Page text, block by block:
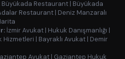
Büyükada Restaurant | Büyükada
Restaurant | Deniz Manzaralı
İzmir Avukat | Hukuk Danışmanlığı |
Hizmetleri | Bayraklı Avukat | Demir
Avukat | Gaziantep Hukuk